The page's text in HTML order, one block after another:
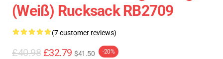
(weiß) Rucksack RB2709
(7 customer reviews)
£40.98 £32.79 $41.50 -20%